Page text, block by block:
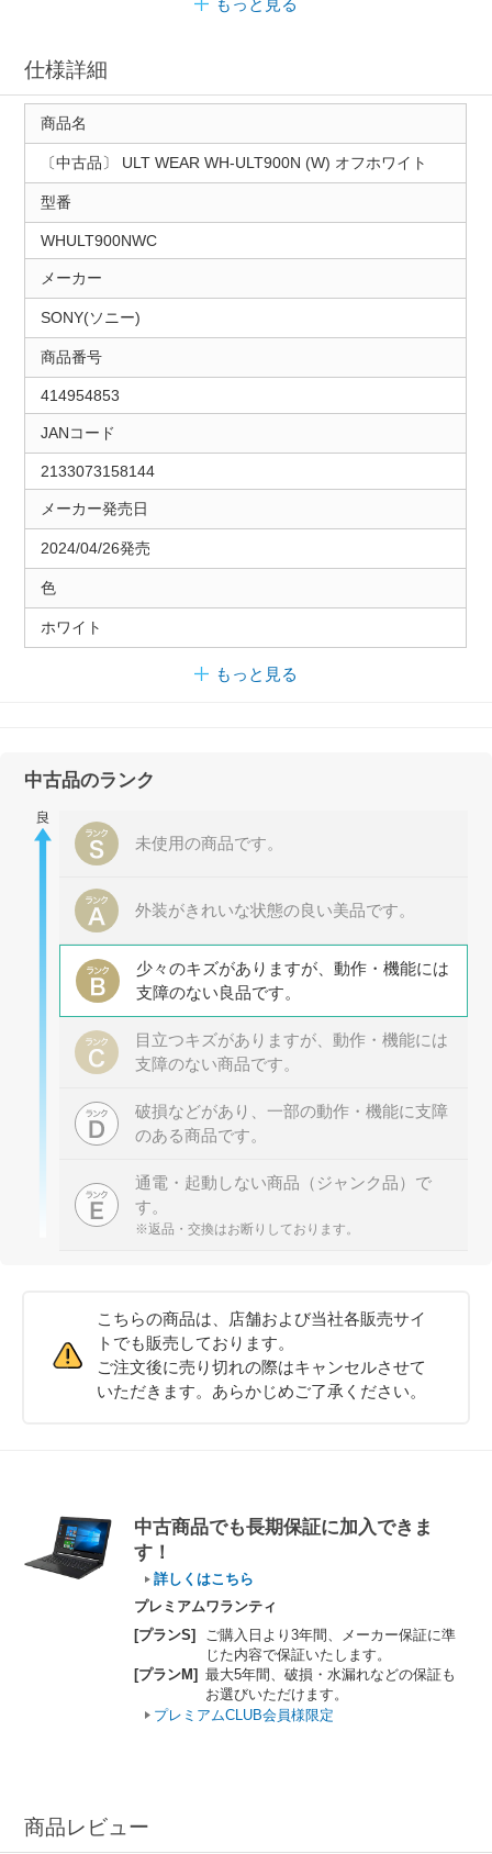
もっと見る
仕様詳細
商品名
〔中古品〕 ULT WEAR WH-ULT900N (W) オフホワイト
型番
WHULT900NWC
メーカー
SONY(ソニー)
商品番号
414954853
JANコード
2133073158144
メーカー発売日
2024/04/26発売
色
ホワイト
もっと見る
中古品のランク
未使用の商品です。
外装がきれいな状態の良い美品です。
少々のキズがありますが、動作・機能には
支障のない良品です。
目立つキズがありますが、動作・機能には
支障のない商品です。
破損などがあり、一部の動作・機能に支障
のある商品です。
通電・起動しない商品（ジャンク品）で
す。
※返品・交換はお断りしております。
こちらの商品は、店舗および当社各販売サイ
トでも販売しております。
ご注文後に売り切れの際はキャンセルさせて
いただきます。あらかじめご了承ください。
中古商品でも長期保証に加入できま
す！
詳しくはこちら
プレミアムワランティ
[プランS]
ご購入日より3年間、メーカー保証に準
じた内容で保証いたします。
[プランM] 最大5年間、破損・水漏れなどの保証も
お選びいただけます。
プレミアムCLUB会員様限定
商品レビュー